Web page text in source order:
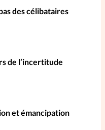
des célibataires
de l’incertitude
et émancipation